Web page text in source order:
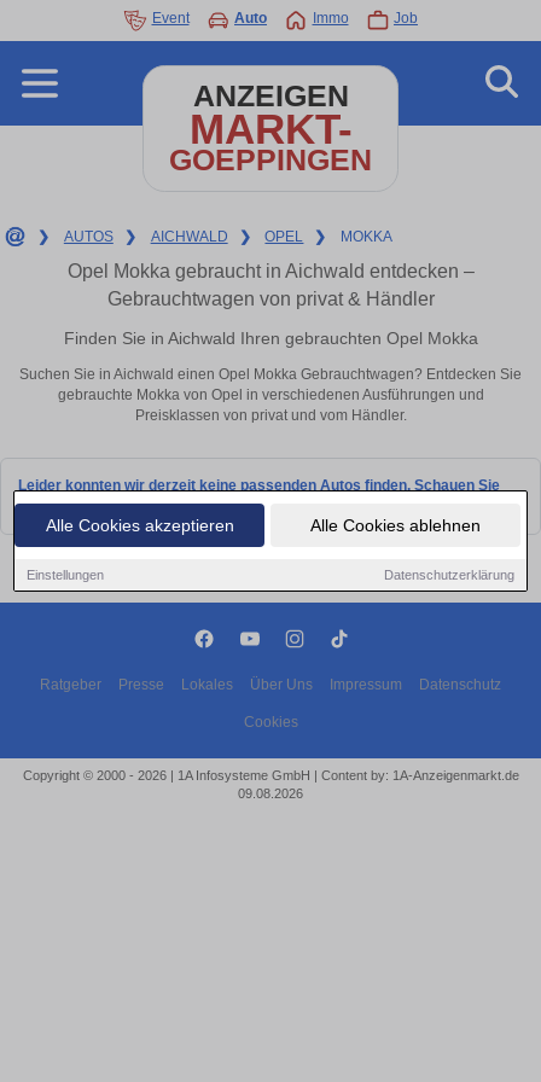
Alle Cookies akzeptieren Alle Cookies ablehnen
Einstellungen Datenschutzerklärung
Event Auto Immo Job
ANZEIGEN
MARKT-
GOEPPINGEN
❯ AUTOS ❯ AICHWALD ❯ OPEL ❯ MOKKA
Opel Mokka gebraucht in Aichwald entdecken –
Gebrauchtwagen von privat & Händler
Finden Sie in Aichwald Ihren gebrauchten Opel Mokka
Suchen Sie in Aichwald einen Opel Mokka Gebrauchtwagen? Entdecken Sie
gebrauchte Mokka von Opel in verschiedenen Ausführungen und
Preisklassen von privat und vom Händler.
Leider konnten wir derzeit keine passenden Autos finden. Schauen Sie
bald wieder vorbei!
Ratgeber Presse Lokales Über Uns Impressum Datenschutz
Cookies
Copyright © 2000 - 2026 | 1A Infosysteme GmbH | Content by: 1A-Anzeigenmarkt.de
09.08.2026